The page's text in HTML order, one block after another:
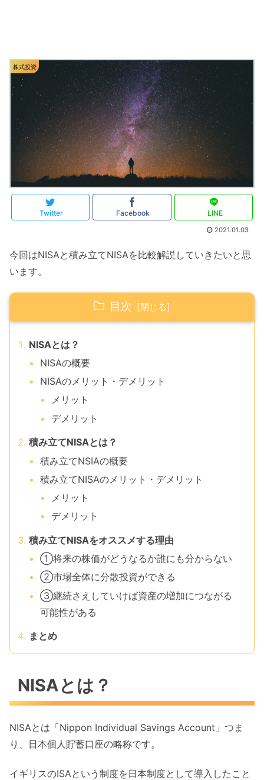
株式投資
Twitter Facebook LINE
2021.01.03
今回はNISAと積み立てNISAを比較解説していきたいと思
います。
目次
NISAとは？
NISAの概要
NISAのメリット・デメリット
メリット
デメリット
積み立てNISAとは？
積み立てNSIAの概要
積み立てNISAのメリット・デメリット
メリット
デメリット
積み立てNISAをオススメする理由
①将来の株価がどうなるか誰にも分からない
②市場全体に分散投資ができる
③継続さえしていけば資産の増加につながる
可能性がある
まとめ
NISAとは？
NISAとは「Nippon Individual Savings Account」つま
り、日本個人貯蓄口座の略称です。
イギリスのISAという制度を日本制度として導入したこと